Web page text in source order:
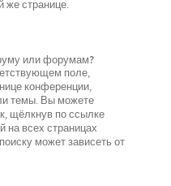
же странице.
или форумам?
поле,
конференции,
темы. Вы можете
щёлкнув по ссылке
на всех страницах
может зависеть от